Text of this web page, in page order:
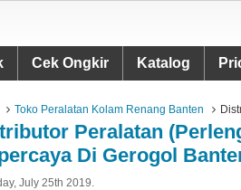
Cek Ongkir Katalog
Toko Peralatan Kolam Renang Banten
Peralatan
Di Gerogol
July 25th 2019.